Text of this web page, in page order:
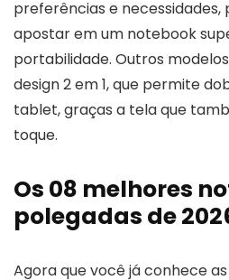
preferências e necessidades,
apostar em um notebook
portabilidade. Outros
design 2 em 1, que permite
tablet, graças a tela que
toque.
Os 08 melhores
polegadas de
Agora que você já conhece